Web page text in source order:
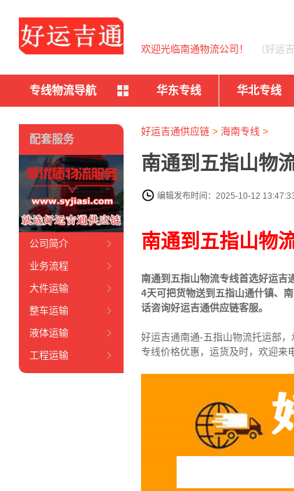
欢迎光临南通物流公司！ （好运
专线物流导航 华东专线 华北专线
好运吉通供应链> 海南专线 >
南通到五指山物
编辑发布时间：2025-10-12
南通到五指山物
南通到五指山物流专线首选好运吉
4天可把货物送到五指山通什镇、
话咨询好运吉通供应链客服。
好运吉通南通-五指山物流托运部，
专线价格优惠，运货及时，欢迎来
配套服务
公司简介
业务流程
大件运输
整车运输
液体运输
工程运输